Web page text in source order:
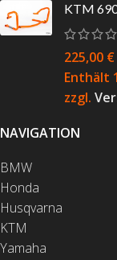
KTM
225,00 €
Enthält
zzgl.
NAVIGATION
BMW
Honda
Husqvarna
KTM
Yamaha